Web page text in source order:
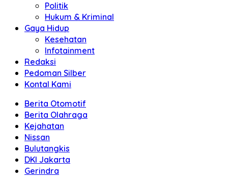
Politik
Hukum & Kriminal
Gaya Hidup
Kesehatan
Infotainment
Redaksi
Pedoman Silber
Kontal Kami
Berita Otomotif
Berita Olahraga
Kejahatan
Nissan
Bulutangkis
DKI Jakarta
Gerindra